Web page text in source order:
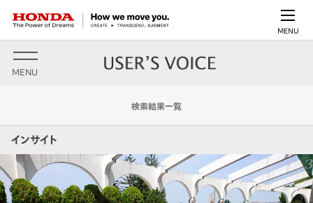
MENU
MENU
検索結果一覧
インサイト